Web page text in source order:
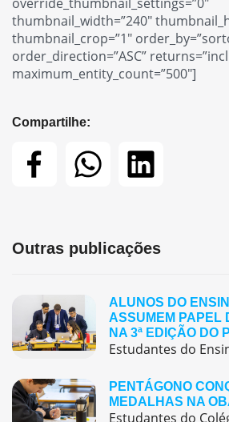
thumbnail_width=”240″
thumbnail_crop=”1″
order_direction=”ASC”
maximum_entity_count=”500″]
Compartilhe:
Outras publicações
ALUNOS DO
ASSUMEM PAPEL
NA 3ª EDIÇÃO DO
PENTÁGONO
MEDALHAS NA